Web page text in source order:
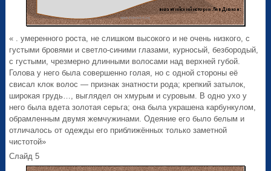
« . умеренного роста, не слишком высокого и не очень низкого, с
густыми бровями и светло-синими глазами, курносый, безбородый,
с густыми, чрезмерно длинными волосами над верхней губой.
Голова у него была совершенно голая, но с одной стороны её
свисал клок волос — признак знатности рода; крепкий затылок,
широкая грудь…, выглядел он хмурым и суровым. В одно ухо у
него была вдета золотая серьга; она была украшена карбункулом,
обрамленным двумя жемчужинами. Одеяние его было белым и
отличалось от одежды его приближённых только заметной
чистотой»
Слайд 5